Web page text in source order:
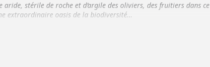
stérile de roche et d’argile des oliviers, des fruitiers dans ce
extraordinaire oasis de la biodiversité…